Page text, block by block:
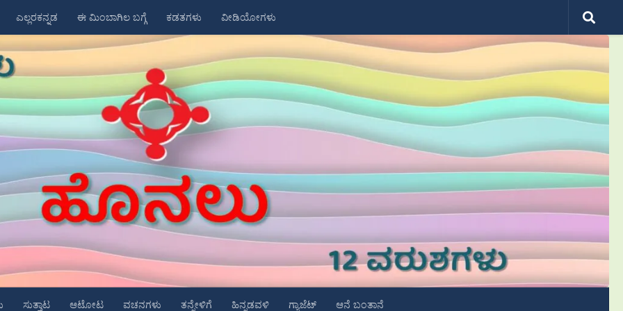
ಎಲ್ಲರಕನ್ನಡ ಈ ಮಿಂಬಾಗಿಲ ಬಗ್ಗೆ ಕಡತಗಳು ವೀಡಿಯೋಗಳು
ಸುತ್ತಾಟ ಆಟೋಟ ವಚನಗಳು ತನ್ನೇಳಿಗೆ ಹಿನ್ನಡವಳಿ ಗ್ಯಾಜೆಟ್ ಆನೆ ಬಂತಾನೆ